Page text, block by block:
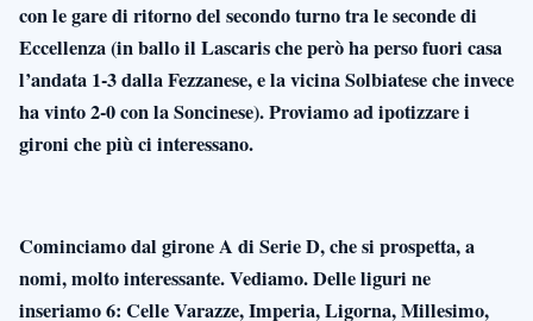
con le gare di ritorno del secondo turno tra le seconde di
Eccellenza (in ballo il Lascaris che però ha perso fuori casa
l’andata 1-3 dalla Fezzanese, e la vicina Solbiatese che invece
ha vinto 2-0 con la Soncinese). Proviamo ad ipotizzare i
gironi che più ci interessano.
Cominciamo dal girone A di Serie D, che si prospetta, a
nomi, molto interessante. Vediamo. Delle liguri ne
inseriamo 6: Celle Varazze, Imperia, Ligorna, Millesimo,